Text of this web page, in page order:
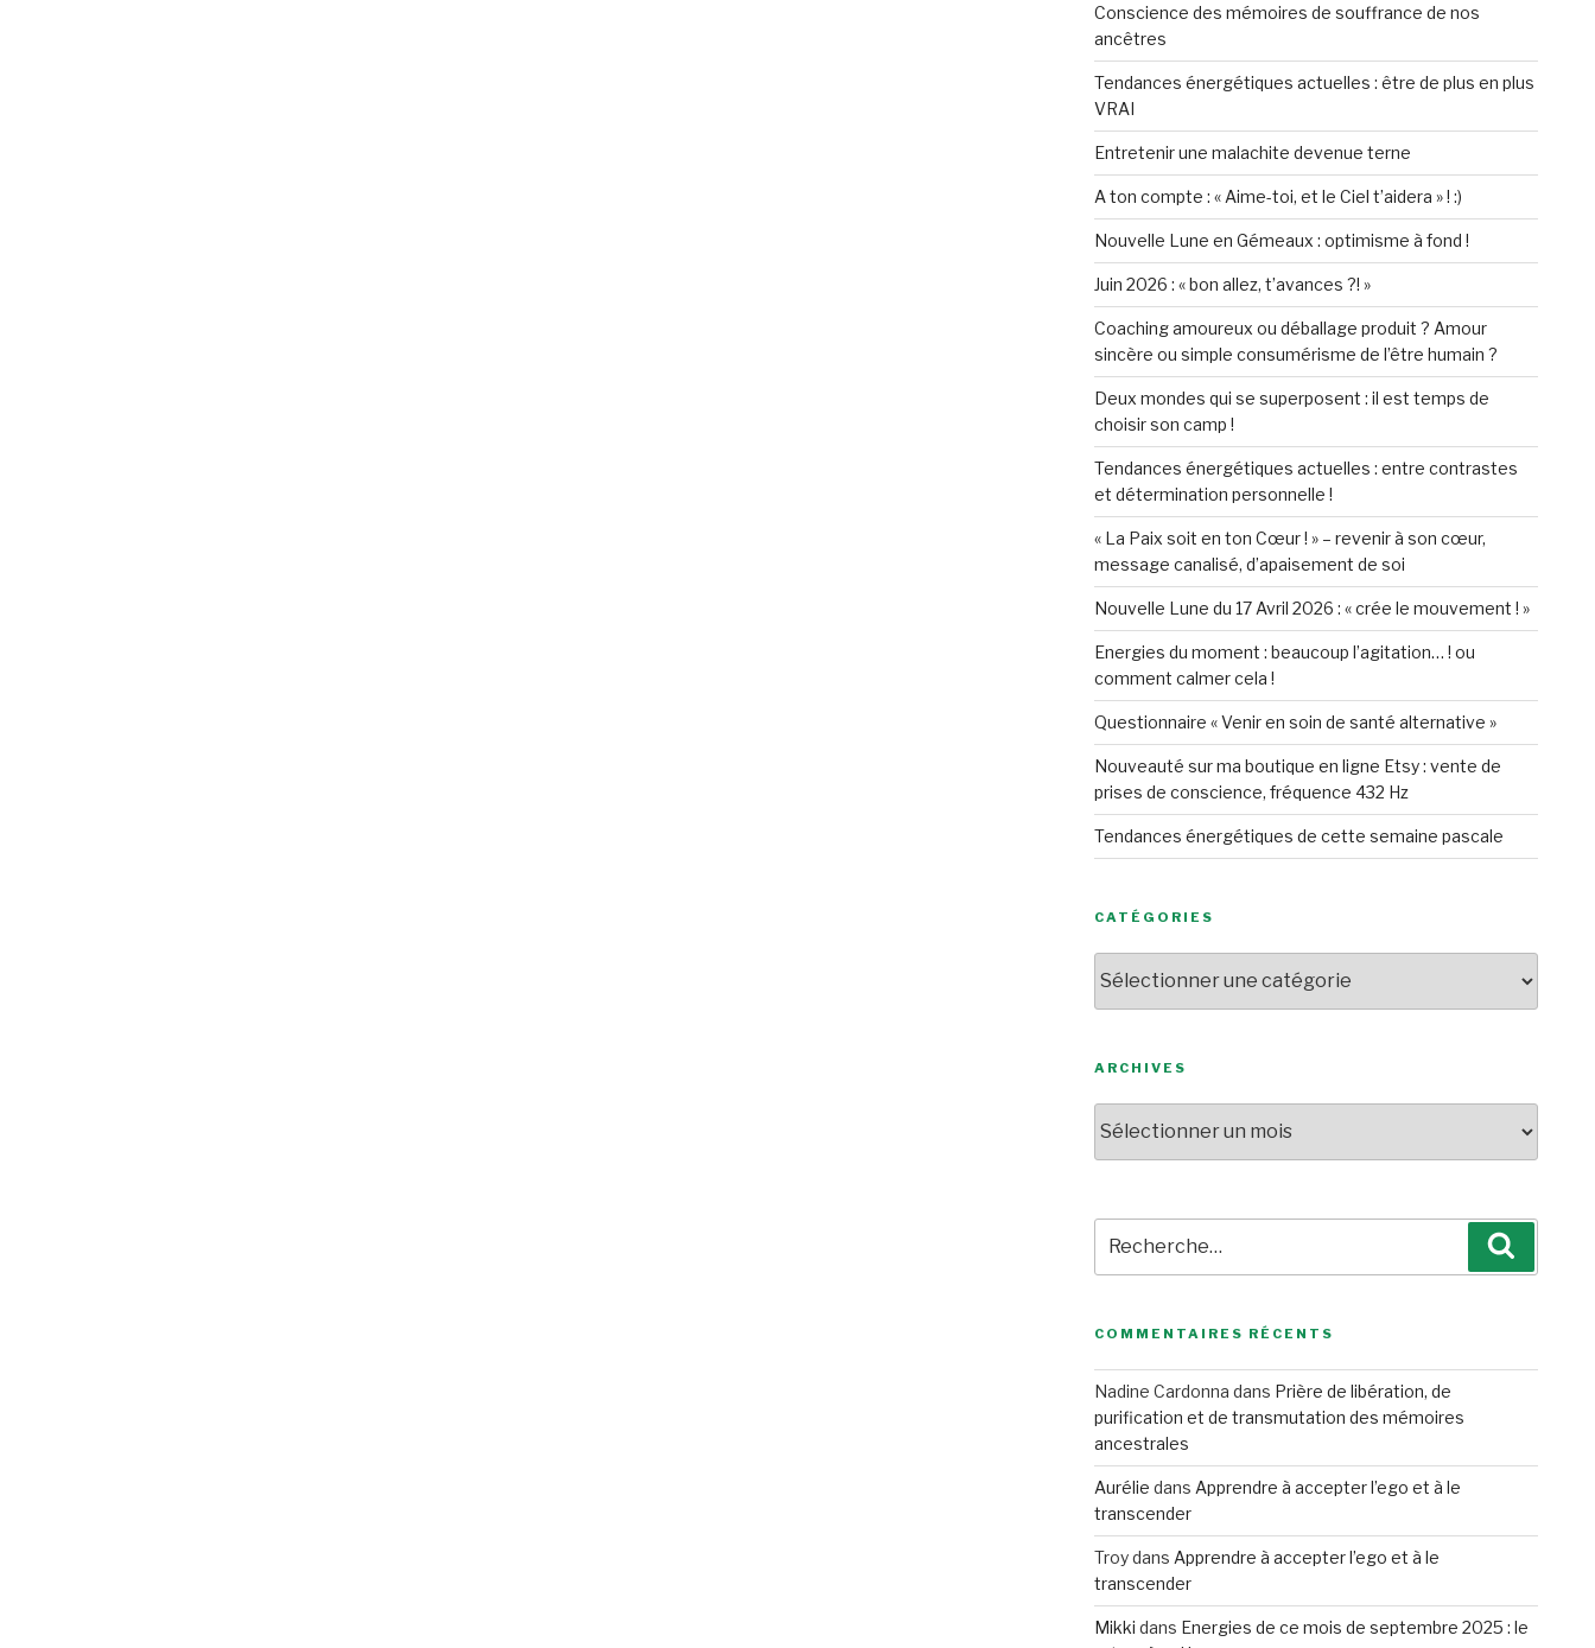
Conscience des mémoires de souffrance de nos
ancêtres
Tendances énergétiques actuelles : être de plus en plus
VRAI
Entretenir une malachite devenue terne
A ton compte : « Aime-toi, et le Ciel t’aidera » ! :)
Nouvelle Lune en Gémeaux : optimisme à fond !
Juin 2026 : « bon allez, t’avances ?! »
Coaching amoureux ou déballage produit ? Amour
sincère ou simple consumérisme de l’être humain ?
Deux mondes qui se superposent : il est temps de
choisir son camp !
Tendances énergétiques actuelles : entre contrastes
et détermination personnelle !
« La Paix soit en ton Cœur ! » – revenir à son cœur,
message canalisé, d’apaisement de soi
Nouvelle Lune du 17 Avril 2026 : « crée le mouvement ! »
Energies du moment : beaucoup l’agitation… ! ou
comment calmer cela !
Questionnaire « Venir en soin de santé alternative »
Nouveauté sur ma boutique en ligne Etsy : vente de
prises de conscience, fréquence 432 Hz
Tendances énergétiques de cette semaine pascale
CATÉGORIES
ARCHIVES
pour
:
COMMENTAIRES RÉCENTS
Nadine Cardonna dans Prière de libération, de
purification et de transmutation des mémoires
ancestrales
Aurélie dans Apprendre à accepter l’ego et à le
transcender
Troydans Apprendre à accepter l’ego et à le
transcender
Mikki dans Energies de ce mois de septembre 2025 : le